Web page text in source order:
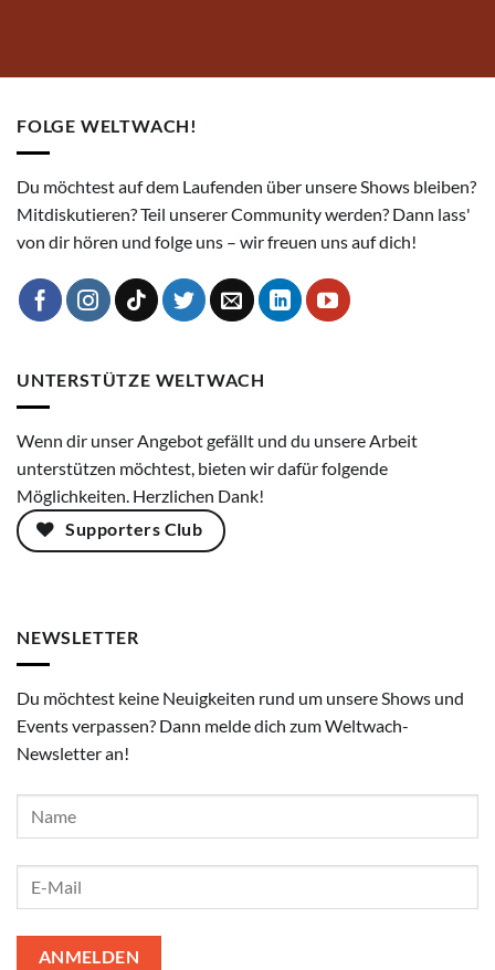
FOLGE WELTWACH!
Du möchtest auf dem Laufenden über unsere Shows bleiben?
Mitdiskutieren? Teil unserer Community werden? Dann lass'
von dir hören und folge uns – wir freuen uns auf dich!
UNTERSTÜTZE WELTWACH
Wenn dir unser Angebot gefällt und du unsere Arbeit
unterstützen möchtest, bieten wir dafür folgende
Möglichkeiten. Herzlichen Dank!
Supporters Club
NEWSLETTER
Du möchtest keine Neuigkeiten rund um unsere Shows und
Events verpassen? Dann melde dich zum Weltwach-
Newsletter an!